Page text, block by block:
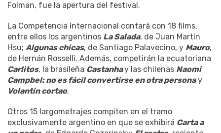
Folman, fue la apertura del festival.
La Competencia Internacional contará con 18 films,
entre ellos los argentinos La Salada, de Juan Martín
Hsu; Algunas chicas, de Santiago Palavecino, y Mauro,
de Hernán Rosselli. Además, competirán la ecuatoriana
Carlitos, la brasileña Castanhay las chilenas Naomi
Campbel: no es fácil convertirse en otra personay
Volantín cortao.
Otros 15 largometrajes compiten en el tramo
exclusivamente argentino en que se exhibirá Carta a